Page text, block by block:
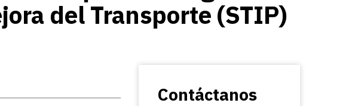
del Transporte (STIP)
Contáctanos